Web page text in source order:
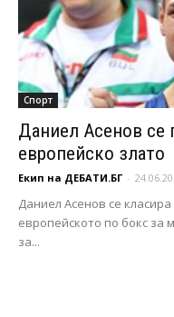
Спорт
Даниел Асенов се
европейско злато
Екип на ДЕБАТИ.БГ -
Даниел Асенов се
европейското по бокс за
за...